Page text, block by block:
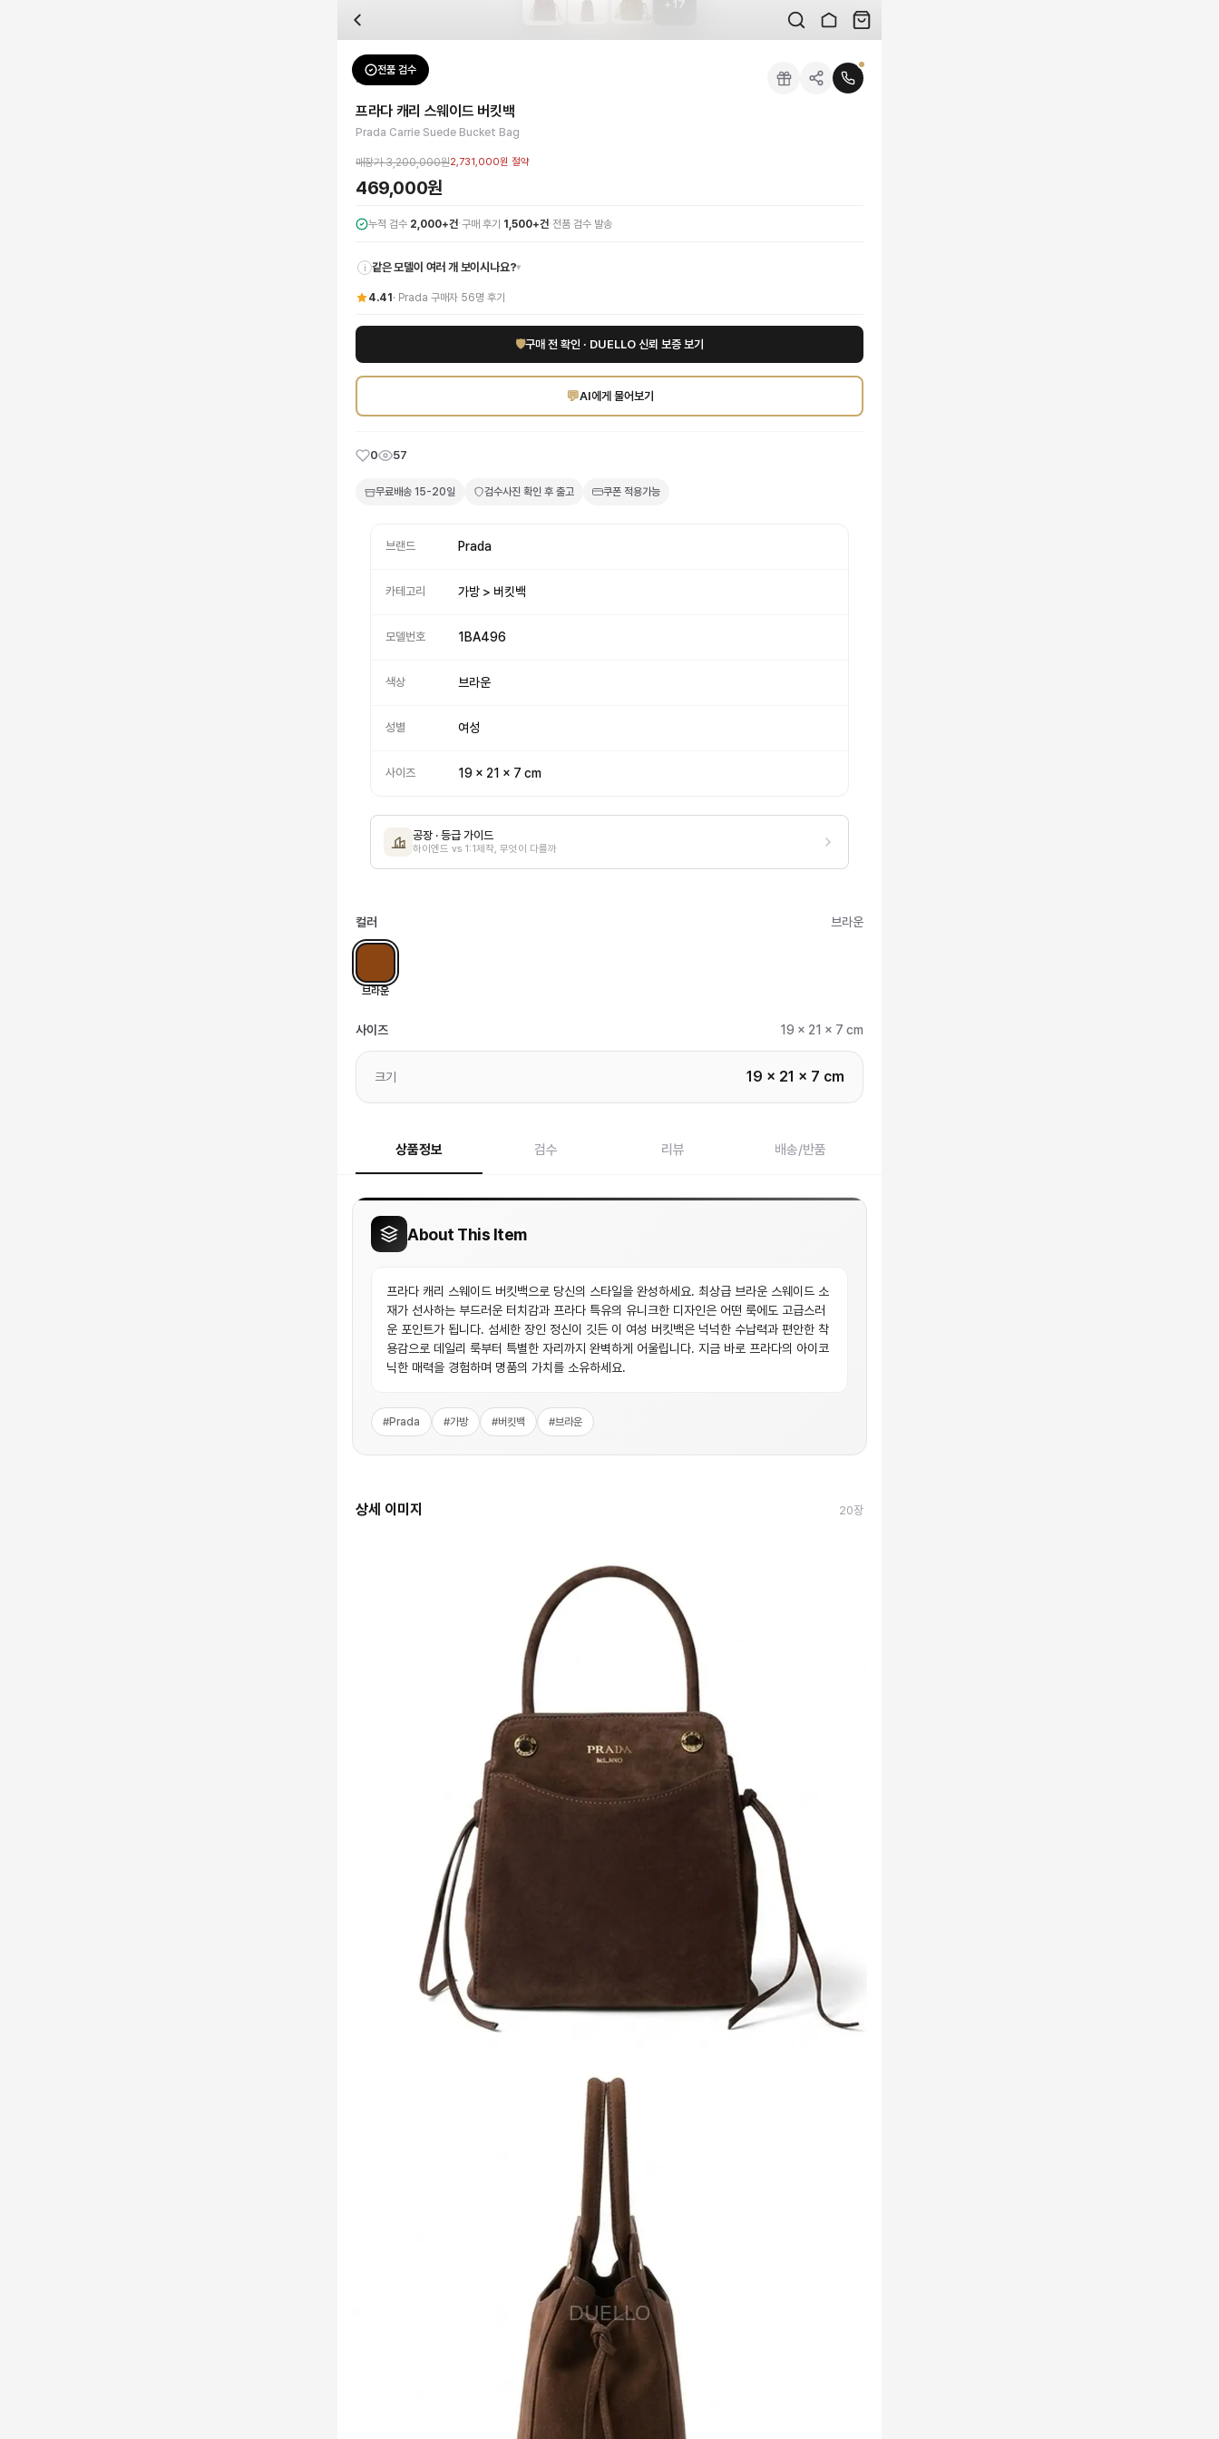
전문 스태프가 실물 상품을 직접 확인한 후 검수 사진을 제공합니다. 가죽 재질, 로고 각인, 스티치 간격, 하드웨어 색상, 내부 마감을 확인하며, 상품당 평균 4~8장의 검수 사진을 받아보실 수 있습니다.
수령 후 7일 이내 신청하시면 상품 하자, 사이즈 불일치, 고객 변심 모두 교환·반품이 가능합니다. 고객 변심 시 반품 배송비는 고객 부담이며, 상품 하자 시에는 무료입니다.
네, 쿠폰과 적립금을 결제 시 함께 사용하실 수 있습니다. 적립금은 1,000원 이상부터 사용 가능합니다.
프라다 캐리 스웨이드 버킷백으로 당신의 스타일을 완성하세요. 최상급 브라운 스웨이드 소재가 선사하는 부드러운 터치감과 프라다 특유의 유니크한 디자인은 어떤 룩에도 고급스러운 포인트가 됩니다. 섬세한 장인 정신이 깃든 이 여성 버킷백은
을 DUELLO에서 만나보세요. 고퀄리티 하이엔드 인증 상품. 무료배송.
17
전품 검수
Prada버킷백
프라다 캐리 스웨이드 버킷백
Prada Carrie Suede Bucket Bag
매장가3,200,000원2,731,000원 절약
469,000원
누적 검수 2,000+건·구매 후기 1,500+건· 전품 검수 발송
i 같은 모델이 여러 개 보이시나요?▾
4.41 · Prada 구매자 56명 후기
🛡구매 전 확인 · DUELLO 신뢰 보증 보기
💬AI에게 물어보기
0 57
무료배송 15-20일 검수사진 확인 후 출고 쿠폰 적용가능
브랜드 Prada
카테고리 가방 > 버킷백
모델번호 1BA496
색상 브라운
성별 여성
사이즈 19 x 21 x 7 cm
공장 · 등급 가이드
하이엔드 vs 1:1제작, 무엇이 다를까
컬러 브라운
브라운
사이즈 19 x 21 x 7 cm
크기 19 x 21 x 7 cm
상품정보 검수 리뷰 배송/반품
About This Item
프라다 캐리 스웨이드 버킷백으로 당신의 스타일을 완성하세요. 최상급 브라운 스웨이드 소
재가 선사하는 부드러운 터치감과 프라다 특유의 유니크한 디자인은 어떤 룩에도 고급스러
운 포인트가 됩니다. 섬세한 장인 정신이 깃든 이 여성 버킷백은 넉넉한 수납력과 편안한 착
용감으로 데일리 룩부터 특별한 자리까지 완벽하게 어울립니다. 지금 바로 프라다의 아이코
닉한 매력을 경험하며 명품의 가치를 소유하세요.
#Prada #가방 #버킷백 #브라운
상세 이미지 20장